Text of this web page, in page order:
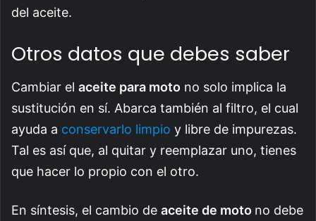
del aceite.
Otros datos que debes saber
Cambiar el aceite para moto no solo implica la
sustitución en sí. Abarca también al filtro, el cual
ayuda a conservarlo limpio y libre de impurezas.
Tal es así que, al quitar y reemplazar uno, tienes
que hacer lo propio con el otro.
En síntesis, el cambio de aceite de moto no debe